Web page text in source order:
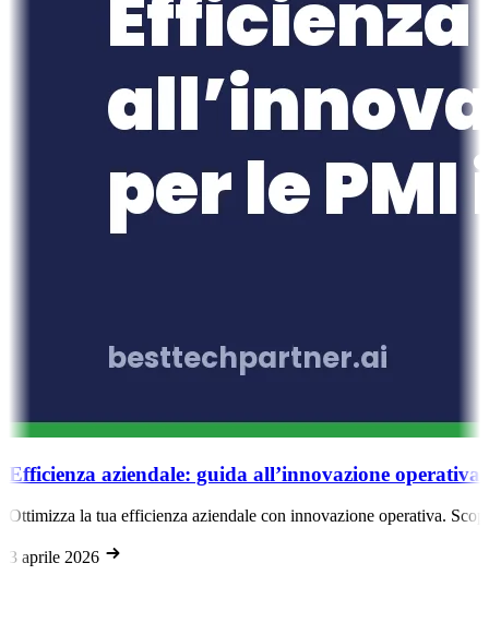
Efficienza aziendale: guida all’innovazione
Ottimizza la tua efficienza aziendale con innovazione operativa.
3 aprile 2026